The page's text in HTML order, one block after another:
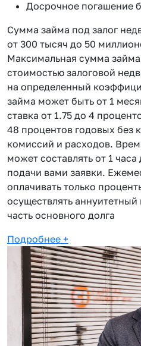
Досрочное погашение
Сумма займа под залог
от 300 тысяч до 50
Максимальная сумма
стоимостью залоговой
на определенный
займа может быть от 1
ставка от 1.75 до 4
48 процентов годовых без
комиссий и расходов.
может составлять от 1
подачи вами заявки.
оплачивать только
осуществлять
часть основного долга
Подробнее +